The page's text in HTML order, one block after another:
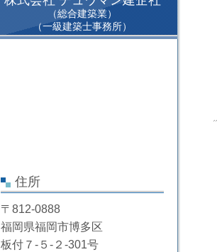
（総合建築業）
（一級建築士事務所）
住所
〒812-0888
福岡県福岡市博多区
板付７-５-２-301号